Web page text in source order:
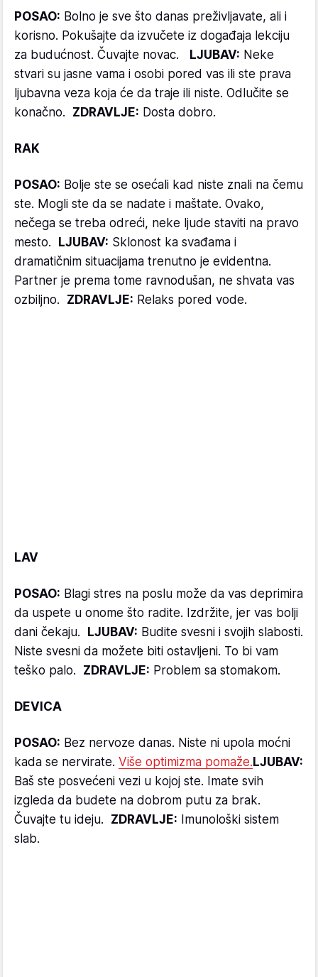
POSAO: Bolno je sve što danas preživljavate, ali i
korisno. Pokušajte da izvučete iz događaja lekciju
za budućnost. Čuvajte novac.
LJUBAV: Neke
stvari su jasne vama i osobi pored vas ili ste prava
ljubavna veza koja će da traje ili niste. Odlučite se
konačno. ZDRAVLJE: Dosta dobro.
RAK
POSAO: Bolje ste se osećali kad niste znali na čemu
ste. Mogli ste da se nadate i maštate. Ovako,
nečega se treba odreći, neke ljude staviti na pravo
mesto.
LJUBAV: Sklonost ka svađama i
dramatičnim situacijama trenutno je evidentna.
Partner je prema tome ravnodušan, ne shvata vas
ozbiljno. ZDRAVLJE: Relaks pored vode.
LAV
POSAO: Blagi stres na poslu može da vas deprimira
da uspete u onome što radite. Izdržite, jer vas bolji
dani čekaju.
LJUBAV: Budite svesni i svojih slabosti.
Niste svesni da možete biti ostavljeni. To bi vam
teško palo. ZDRAVLJE: Problem sa stomakom.
DEVICA
POSAO: Bez nervoze danas. Niste ni upola moćni
kada se nervirate. Više optimizma pomaže. LJUBAV:
Baš ste posvećeni vezi u kojoj ste. Imate svih
izgleda da budete na dobrom putu za brak.
Čuvajte tu ideju. ZDRAVLJE: Imunološki sistem
slab.